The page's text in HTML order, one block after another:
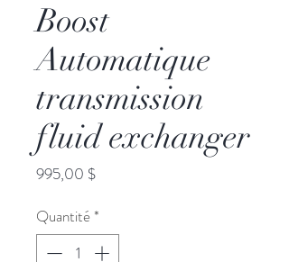
Boost
Automatique
transmission
fluid exchanger
995,00 $Prix
Quantité*